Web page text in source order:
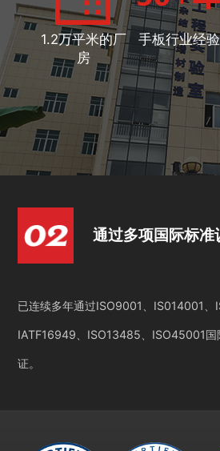
1.2万平米的厂
房
手板行业经验
通过多项国际标准
已连续多年通过ISO9001、IS014001、
IATF16949、ISO13485、ISO45001国
证。